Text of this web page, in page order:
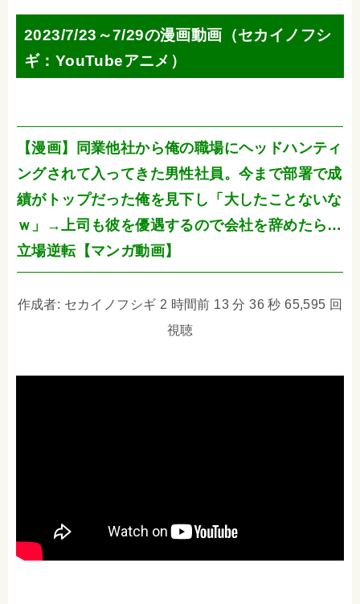
2023/7/23～7/29の漫画動画（セカイノフシ
ギ：YouTubeアニメ）
【漫画】同業他社から俺の職場にヘッドハンティ
ングされて入ってきた男性社員。今まで部署で成
績がトップだった俺を見下し「大したことないな
ｗ」→上司も彼を優遇するので会社を辞めたら…
立場逆転【マンガ動画】
作成者: セカイノフシギ 2 時間前 13 分 36 秒 65,595 回
視聴